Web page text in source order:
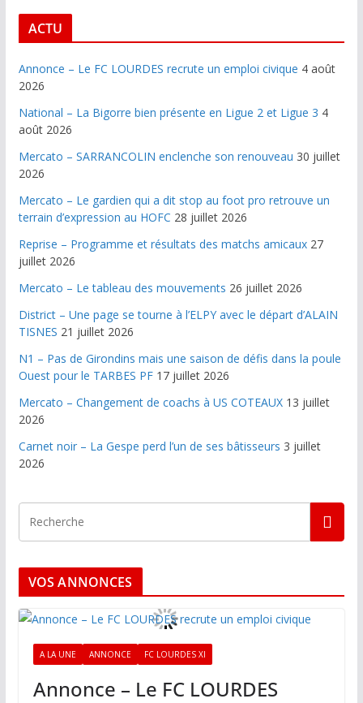
ACTU
Annonce – Le FC LOURDES recrute un emploi civique 4 août
2026
National – La Bigorre bien présente en Ligue 2 et Ligue 3 4
août 2026
Mercato – SARRANCOLIN enclenche son renouveau 30 juillet
2026
Mercato – Le gardien qui a dit stop au foot pro retrouve un
terrain d’expression au HOFC 28 juillet 2026
Reprise – Programme et résultats des matchs amicaux 27
juillet 2026
Mercato – Le tableau des mouvements 26 juillet 2026
District – Une page se tourne à l’ELPY avec le départ d’ALAIN
TISNES 21 juillet 2026
N1 – Pas de Girondins mais une saison de défis dans la poule
Ouest pour le TARBES PF 17 juillet 2026
Mercato – Changement de coachs à US COTEAUX 13 juillet
2026
Carnet noir – La Gespe perd l’un de ses bâtisseurs 3 juillet
2026
VOS ANNONCES
A LA UNE ANNONCE FC LOURDES XI
Annonce – Le FC LOURDES